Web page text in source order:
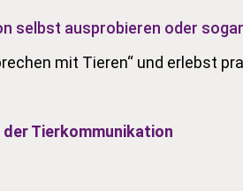
selbst ausprobieren oder
mit Tieren“ und erlebst
Tierkommunikation